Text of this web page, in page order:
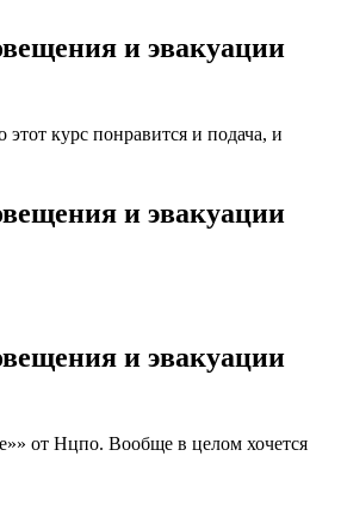
и эвакуации
курс понравится и подача, и
и эвакуации
и эвакуации
от Нцпо. Вообще в целом хочется